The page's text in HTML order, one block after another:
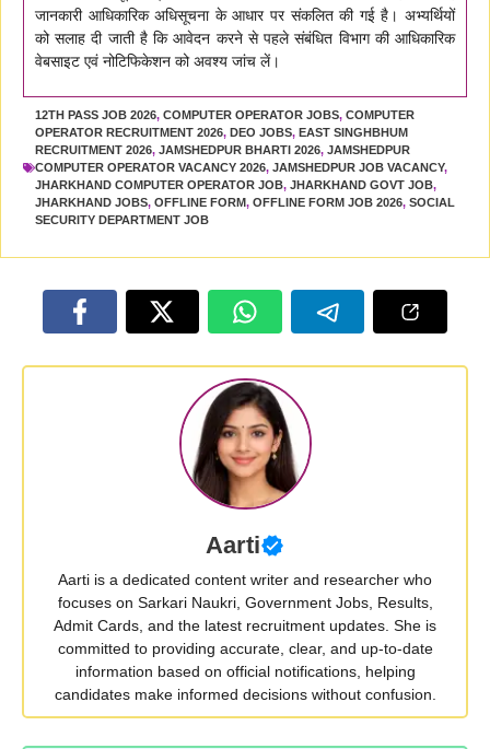
जानकारी आधिकारिक अधिसूचना के आधार पर संकलित की गई है। अभ्यर्थियों
को सलाह दी जाती है कि आवेदन करने से पहले संबंधित विभाग की आधिकारिक
वेबसाइट एवं नोटिफिकेशन को अवश्य जांच लें।
12TH PASS JOB 2026, COMPUTER OPERATOR JOBS, COMPUTER
OPERATOR RECRUITMENT 2026, DEO JOBS, EAST SINGHBHUM
RECRUITMENT 2026, JAMSHEDPUR BHARTI 2026, JAMSHEDPUR
COMPUTER OPERATOR VACANCY 2026, JAMSHEDPUR JOB VACANCY,
JHARKHAND COMPUTER OPERATOR JOB, JHARKHAND GOVT JOB,
JHARKHAND JOBS, OFFLINE FORM, OFFLINE FORM JOB 2026, SOCIAL
SECURITY DEPARTMENT JOB
Aarti
Aarti is a dedicated content writer and researcher who
focuses on Sarkari Naukri, Government Jobs, Results,
Admit Cards, and the latest recruitment updates. She is
committed to providing accurate, clear, and up-to-date
information based on official notifications, helping
candidates make informed decisions without confusion.